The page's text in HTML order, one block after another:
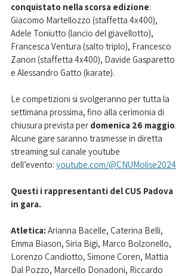
conquistato nella scorsa edizione:
Giacomo Martellozzo (staffetta 4x400),
Adele Toniutto (lancio del giavellotto),
Francesca Ventura (salto triplo), Francesco
Zanon (staffetta 4x400), Davide Gasparetto
e Alessandro Gatto (karate).
Le competizioni si svolgeranno per tutta la
settimana prossima, fino alla cerimonia di
chiusura prevista per domenica 26 maggio.
Alcune gare saranno trasmesse in diretta
streaming sul canale youtube
dell’evento: youtube.com/@CNUMolise2024
Questi i rappresentanti del CUS Padova
in gara.
Atletica: Arianna Bacelle, Caterina Belli,
Emma Biason, Siria Bigi, Marco Bolzonello,
Lorenzo Candiotto, Simone Coren, Mattia
Dal Pozzo, Marcello Donadoni, Riccardo